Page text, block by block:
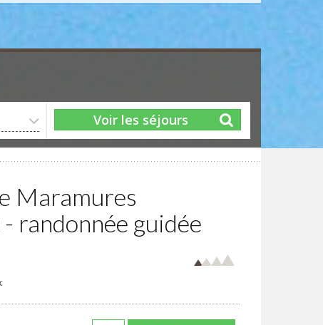
Voir les séjours
Maramures
randonnée guidée